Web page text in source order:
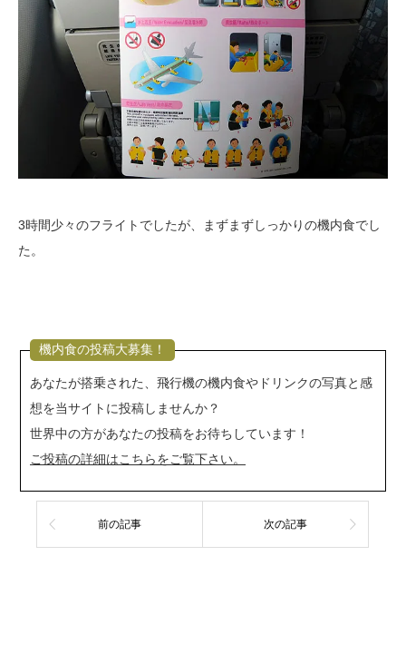
3時間少々のフライトでしたが、まずまずしっかりの機内食でし
た。
機内食の投稿大募集！
あなたが搭乗された、飛行機の機内食やドリンクの写真と感
想を当サイトに投稿しませんか？
世界中の方があなたの投稿をお待ちしています！
ご投稿の詳細はこちらをご覧下さい。
前の記事 次の記事